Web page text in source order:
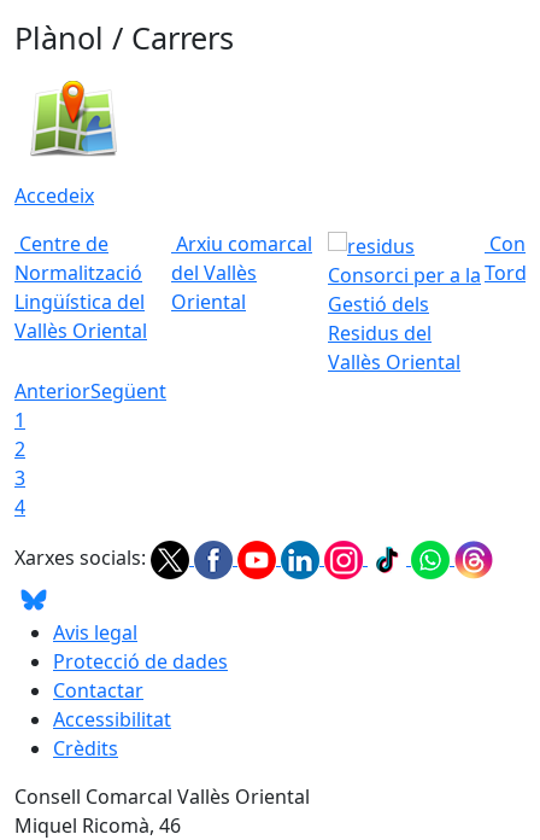
Plànol / Carrers
Accedeix
Centre de
Normalització
Lingüística del
Vallès Oriental
Arxiu comarcal
del Vallès
Oriental
Consorci per a la
Gestió dels
Residus del
Vallès Oriental
AnteriorSegüent
1
2
3
4
Xarxes socials:
Avis legal
Protecció de dades
Contactar
Accessibilitat
Crèdits
Consell Comarcal Vallès Oriental
Miquel Ricomà, 46